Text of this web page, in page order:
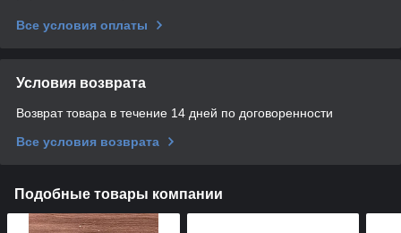
Все условия оплаты
Условия возврата
Возврат товара в течение 14 дней по договоренности
Все условия возврата
Подобные товары компании